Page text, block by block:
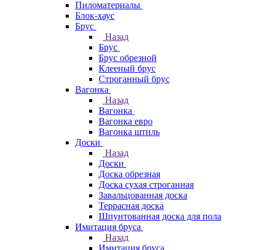
Пиломатериалы
Блок-хаус
Брус
Назад
Брус
Брус обрезной
Клееный брус
Строганный брус
Вагонка
Назад
Вагонка
Вагонка евро
Вагонка штиль
Доски
Назад
Доски
Доска обрезная
Доска сухая строганная
Завальцованная доска
Террасная доска
Шпунтованная доска для пола
Имитация бруса
Назад
Имитация бруса